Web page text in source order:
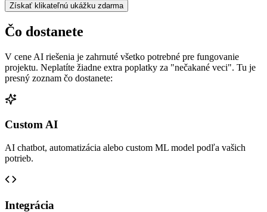
Získať klikateľnú ukážku zdarma
Čo dostanete
V cene AI riešenia je zahrnuté všetko potrebné pre fungovanie
projektu. Neplatíte žiadne extra poplatky za "nečakané veci". Tu je
presný zoznam čo dostanete:
Custom AI
AI chatbot, automatizácia alebo custom ML model podľa vašich
potrieb.
Integrácia